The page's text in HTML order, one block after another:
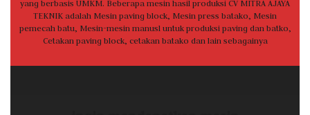
yang berbasis UMKM. Beberapa mesin hasil produksi CV MITRA AJAYA
TEKNIK adalah Mesin paving block, Mesin press batako, Mesin
pemecah batu, Mesin-mesin manusl untuk produksi paving dan batko,
Cetakan paving block, cetakan batako dan lain sebagainya